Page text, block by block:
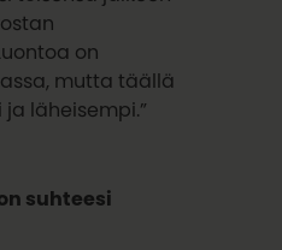
on
mutta täällä
läheisempi.”
suhteesi